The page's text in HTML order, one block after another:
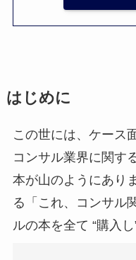
はじめに
この世には、ケース
コンサル業界に関す
本が山のようにあり
る「これ、コンサル
ルの本を全て “購入し